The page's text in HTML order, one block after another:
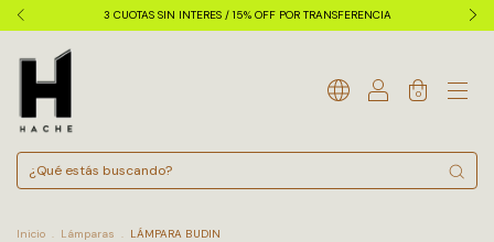
3 CUOTAS SIN INTERES / 15% OFF POR TRANSFERENCIA
0
Inicio . Lámparas . LÁMPARA BUDIN